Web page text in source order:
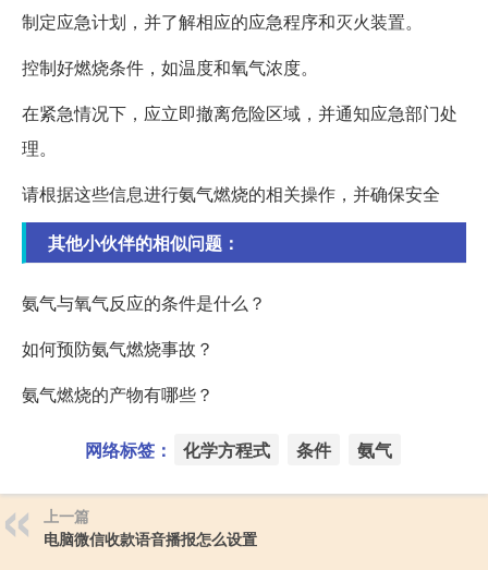
制定应急计划，并了解相应的应急程序和灭火装置。
控制好燃烧条件，如温度和氧气浓度。
在紧急情况下，应立即撤离危险区域，并通知应急部门处
理。
请根据这些信息进行氨气燃烧的相关操作，并确保安全
其他小伙伴的相似问题：
氨气与氧气反应的条件是什么？
如何预防氨气燃烧事故？
氨气燃烧的产物有哪些？
网络标签： 化学方程式 条件 氨气
上一篇
电脑微信收款语音播报怎么设置